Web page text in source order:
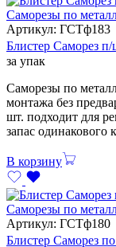
Саморезы по
Артикул: ГСТф183
Блистер Саморез
за упак
Саморезы по
монтажа без
шт. подходит для
запас одинакового
В корзину
Саморезы по
Артикул: ГСТф180
Блистер Саморез